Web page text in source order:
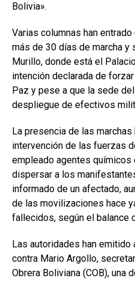
Bolivia».
Varias columnas han
más de 30 días de marcha y
Murillo, donde está el
intención declarada de
Paz y pese a que la sede
despliegue de efectivos
La presencia de las
intervención de las fuerzas
empleado agentes químicos
dispersar a los
informado de un afectado,
de las movilizaciones hace
fallecidos, según el balance
Las autoridades han
contra Mario Argollo,
Obrera Boliviana (COB), una